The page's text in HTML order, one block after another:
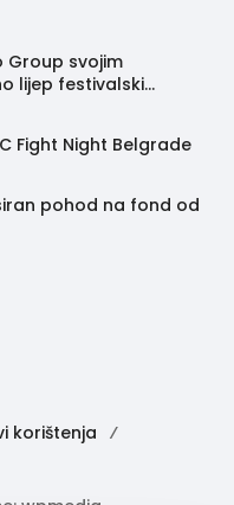
Group svojim
lijep festivalski
Fight Night Belgrade
pohod na fond od
korištenja